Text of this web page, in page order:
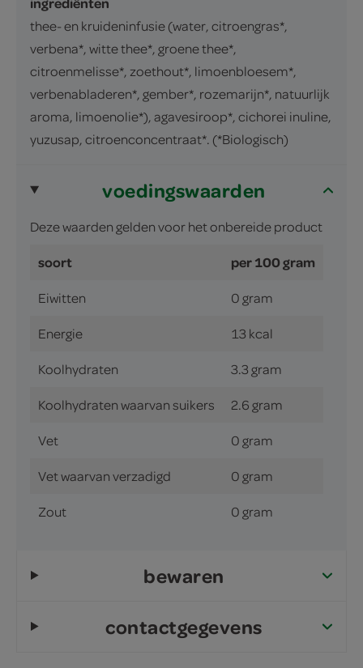
thee- en kruideninfusie (water, citroengras*,
verbena*, witte thee*, groene thee*,
citroenmelisse*, zoethout*, limoenbloesem*,
verbenabladeren*, gember*, rozemarijn*, natuurlijk
aroma, limoenolie*), agavesiroop*, cichorei inuline,
yuzusap, citroenconcentraat*. (*Biologisch)
voedingswaarden
Deze waarden gelden voor het onbereide product
soort per 100 gram
Eiwitten 0 gram
Energie 13 kcal
Koolhydraten 3.3 gram
Koolhydraten waarvan suikers 2.6 gram
Vet 0 gram
Vet waarvan verzadigd 0 gram
Zout 0 gram
bewaren
contactgegevens